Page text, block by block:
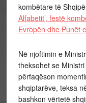
kombëtare të
Alfabetit’, festë
Evropën dhe Punët
Në njoftimin e
theksohet se
përfaqëson
shqiptarëve, teksa
bashkon vërtetë